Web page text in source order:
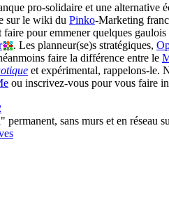
pro-solidaire et une alternative
sur le wiki du Pinko-Marketing
faire pour emmener quelques
. Les planneur(se)s stratégiques,
faire la différence entre le
et expérimental, rappelons-le.
ou inscrivez-vous pour vous faire
permanent, sans murs et en réseau